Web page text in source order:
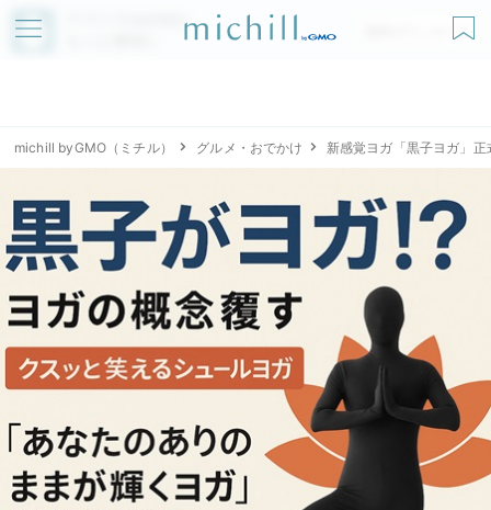
アプリでmichillが
無料ダウンロード
michill byGMO（ミチル） グルメ・おでかけ 新感覚ヨガ「黒子ヨガ」